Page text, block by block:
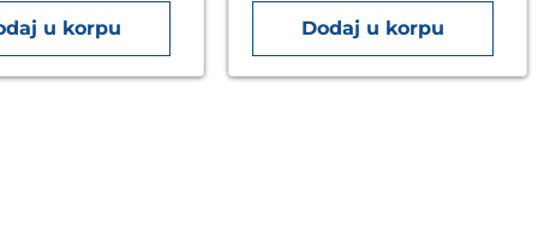
u korpu Dodaj u korpu